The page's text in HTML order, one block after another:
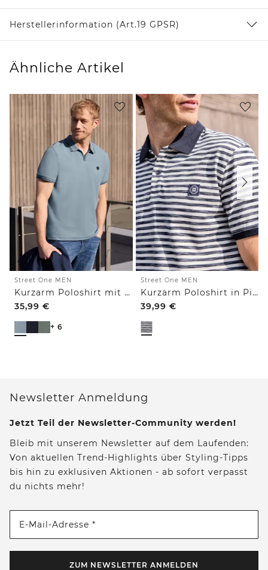
Herstellerinformation (Art.19 GPSR)
Ähnliche Artikel
Street One MEN
Kurzarm Poloshirt mit Struktur
35,99 €
+ 6
Street One MEN
Kurzarm Poloshirt in Piquéstruktur
39,99 €
Newsletter Anmeldung
Jetzt Teil der Newsletter-Community werden!
Bleib mit unserem Newsletter auf dem Laufenden:
Von aktuellen Trend-Highlights über Styling-Tipps
bis hin zu exklusiven Aktionen - ab sofort verpasst
du nichts mehr!
E-Mail-Adresse *
ZUM NEWSLETTER ANMELDEN